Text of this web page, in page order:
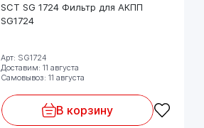
SCT SG 1724 Фильтр для АКПП
SG1724
Арт: SG1724
Доставим: 11 августа
Самовывоз: 11 августа
В корзину